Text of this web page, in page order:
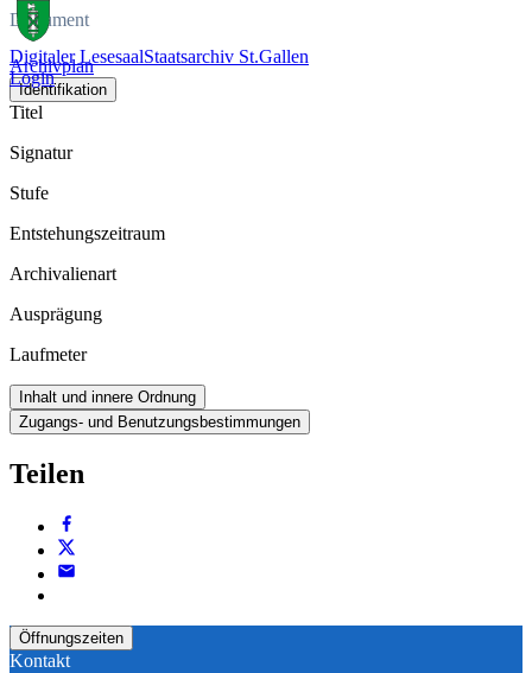
Digitaler LesesaalStaatsarchiv St.Gallen
Login
Dokument
Archivplan
Identifikation
Titel
Signatur
Stufe
Entstehungszeitraum
Archivalienart
Ausprägung
Laufmeter
Inhalt und innere Ordnung
Zugangs- und Benutzungsbestimmungen
Teilen
Öffnungszeiten
Kontakt